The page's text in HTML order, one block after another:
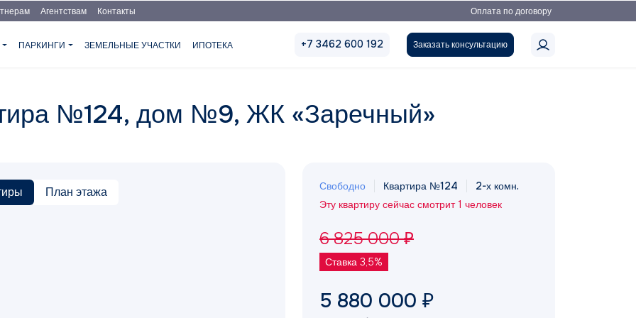
Агентствам Контакты Оплата по договору
ПАРКИНГИ ЗЕМЕЛЬНЫЕ УЧАСТКИ ИПОТЕКА +7 3462 600 192 Заказать консультацию
№124, дом №9, ЖК «Заречный»
План этажа Свободно Квартира №124
2-х комн.
Эту квартиру сейчас смотрит 1 человек
6 825 000 ₽
Ставка 3,5%
5 880 000 ₽